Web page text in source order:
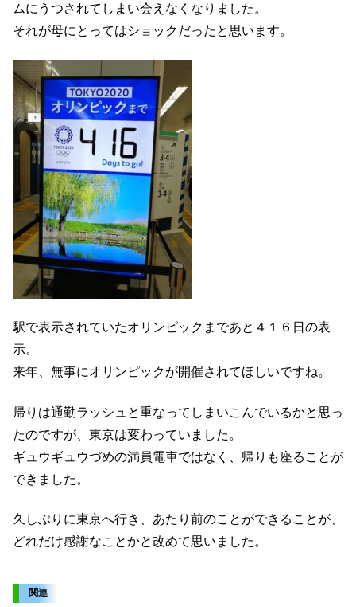
ムにうつされてしまい会えなくなりました。
それが母にとってはショックだったと思います。
駅で表示されていたオリンピックまであと４１６日の表
示。
来年、無事にオリンピックが開催されてほしいですね。
帰りは通勤ラッシュと重なってしまいこんでいるかと思っ
たのですが、東京は変わっていました。
ギュウギュウづめの満員電車ではなく、帰りも座ることが
できました。
久しぶりに東京へ行き、あたり前のことができることが、
どれだけ感謝なことかと改めて思いました。
関連